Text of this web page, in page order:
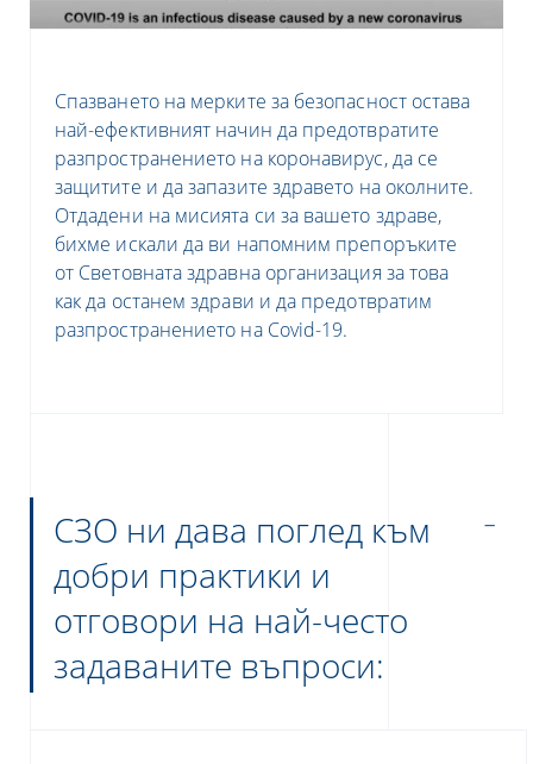
Спазването на мерките за безопасност остава
най-ефективният начин да предотвратите
разпространението на коронавирус, да се
защитите и да запазите здравето на околните.
Отдадени на мисията си за вашето здраве,
бихме искали да ви напомним препоръките
от Световната здравна организация за това
как да останем здрави и да предотвратим
разпространението наCovid-19.
СЗО ни дава поглед към
добри практики и
отговори на най-често
задаваните въпроси: